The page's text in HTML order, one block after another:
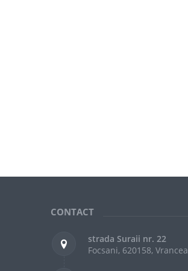
CONTACT
strada Suraii nr. 22
Focsani, 620158, Vrancea